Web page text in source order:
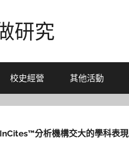
研究
校史經營 其他活動
分析機構交大的學科表現